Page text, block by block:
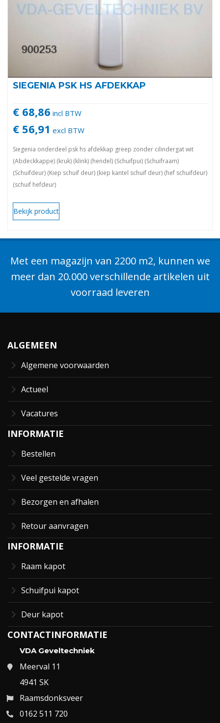
SIEGENIA PSK HS AFDEKKAP
€ 68,86 incl BTW
€ 56,91 excl BTW
Siegenia onderdeel psk hs afdekkap greep zonder cilindergat wit
(Abdeckkappe) (kruk) (klink) (hendel) (Schuifpui) (Schuifraam)
(Schuifdeur) (Kiep schuif deur) (kiep kantel schuif deur) (hef schuifdeur)
(schuif hefdeur)
Bekijk product
Met een magazijn van 2200 m2, kunnen we
meer dan 20.000 verschillende artikelen uit
voorraad leveren
ALGEMEEN
Algemene voorwaarden
Actueel
Vacatures
INFORMATIE
Bestellen
Veel gestelde vragen
Bezorgen en afhalen
Retour aanvragen
INFORMATIE
Raam kapot
Schuifpui kapot
Deur kapot
CONTACTINFORMATIE
VDA Geveltechniek
Meerval 11
4941 SK
Raamsdonksveer
0162 511 720